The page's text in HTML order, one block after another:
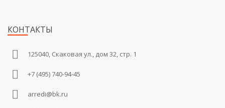
КОНТАКТЫ
125040, Скаковая ул., дом 32, стр. 1
+7 (495) 740-94-45
arredi@bk.ru